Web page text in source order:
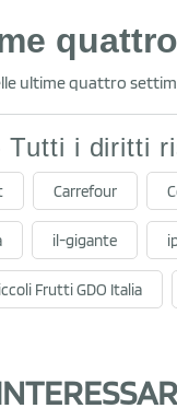
ultime quattro
Tutti i diritti
Carrefour
il-gigante
Frutti GDO Italia